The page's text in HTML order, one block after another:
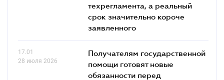
техрегламента, а реальный
срок значительно короче
заявленного
17.01
28 июля 2026
Получателям государственной
помощи готовят новые
обязанности перед